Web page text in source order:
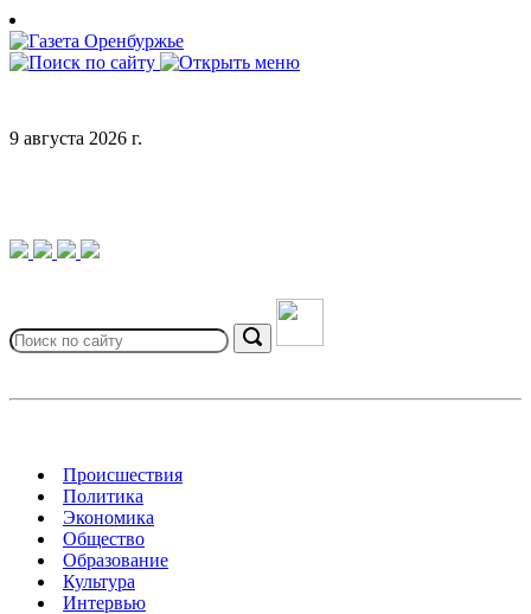
Skip
to
content
9 августа 2026 г.
for:
Search
Происшествия
Политика
Экономика
Общество
Образование
Культура
Интервью